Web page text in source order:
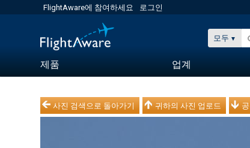
FlightAware에 참여하세요 로그인
모두
제품 업계
사진 검색으로 돌아가기 귀하의 사진 업로드